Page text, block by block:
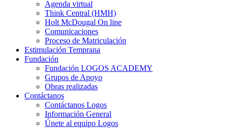
Agenda virtual
Think Central (HMH)
Holt McDougal On line
Comunicaciones
Proceso de Matriculación
Estimulación Temprana
Fundación
Fundación LOGOS ACADEMY
Grupos de Apoyo
Obras realizadas
Contáctanos
Contáctanos Logos
Información General
Únete al equipo Logos